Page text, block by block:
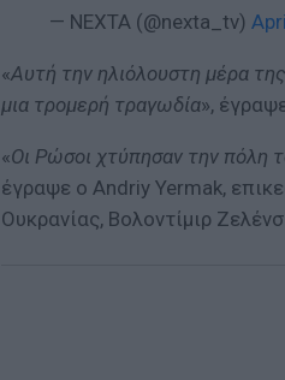
— NEXTA (@nexta_tv)
«Αυτή την ηλιόλουστη μέρα
μια τρομερή τραγωδία»,
«Οι Ρώσοι χτύπησαν την πόλη
έγραψε ο Andriy Yermak,
Ουκρανίας, Βολοντίμιρ